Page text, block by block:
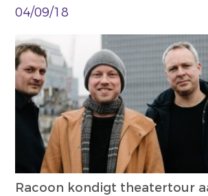
04/09/18
Racoon kondigt theatertour